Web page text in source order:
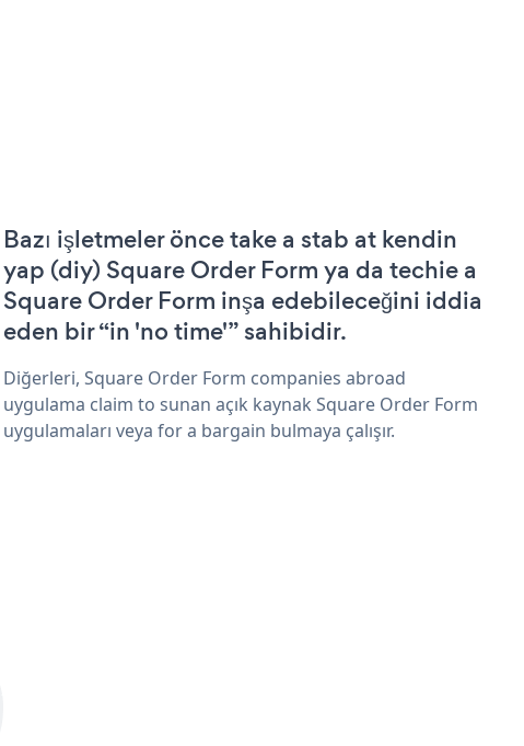
Bazı işletmeler önce take a stab at kendin
yap (diy) Square Order Form ya da techie a
Square Order Form inşa edebileceğini iddia
eden bir “in 'no time'” sahibidir.
Diğerleri, Square Order Form companies abroad
uygulama claim to sunan açık kaynak Square Order Form
uygulamaları veya for a bargain bulmaya çalışır.